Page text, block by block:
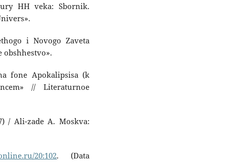
HH veka: Sbornik.
i Novogo Zaveta
obshhestvo».
fone Apokalipsisa (k
// Literaturnoe
/ Ali-zade A. Moskva:
20:102. (Data